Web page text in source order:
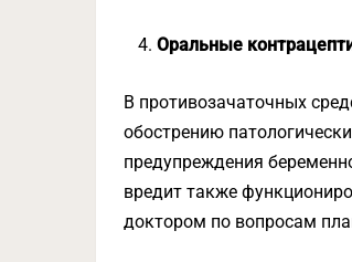
Оральные
В противозачаточных
обострению
предупреждения
вредит также
доктором по вопросам